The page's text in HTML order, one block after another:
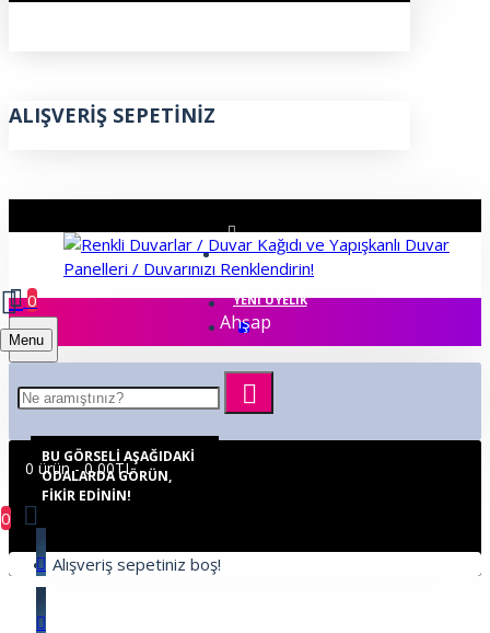
ALIŞVERIŞ SEPETINIZ
ÜYE GIRIŞI
YENI ÜYELIK
Menu
0
0 ürün - 0,00TL
0
Alışveriş sepetiniz boş!
Ahşap
BU GÖRSELI AŞAĞIDAKI
ODALARDA GÖRÜN,
FIKIR EDININ!